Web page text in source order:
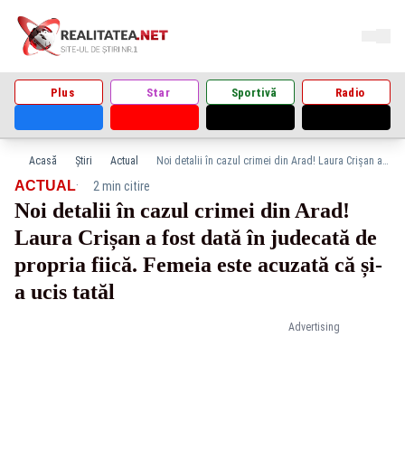
Plus Star Sportivă Radio
Acasă Știri Actual Noi detalii în cazul crimei din Arad! Laura Crișan a fost dată în judecată de propria fiică. Femeia este acuzată că și-a ucis tatăl
Advertising
ACTUAL· 2 min citire
Noi detalii în cazul crimei din Arad!
Laura Crișan a fost dată în judecată de
propria fiică. Femeia este acuzată că și-
a ucis tatăl